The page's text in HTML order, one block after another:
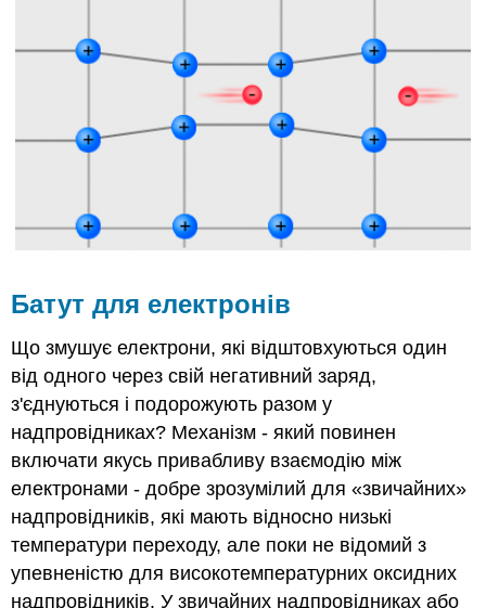
Батут для електронів
Що змушує електрони, які відштовхуються один
від одного через свій негативний заряд,
з'єднуються і подорожують разом у
надпровідниках? Механізм - який повинен
включати якусь привабливу взаємодію між
електронами - добре зрозумілий для «звичайних»
надпровідників, які мають відносно низькі
температури переходу, але поки не відомий з
упевненістю для високотемпературних оксидних
надпровідників. У звичайних надпровідниках або